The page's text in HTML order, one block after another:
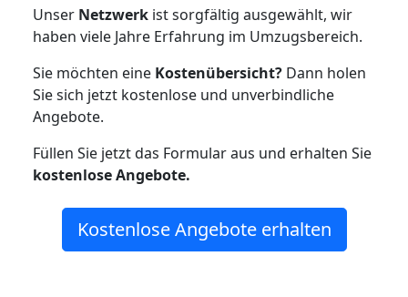
Unser Netzwerk ist sorgfältig ausgewählt, wir
haben viele Jahre Erfahrung im Umzugsbereich.
Sie möchten eine Kostenübersicht? Dann holen
Sie sich jetzt kostenlose und unverbindliche
Angebote.
Füllen Sie jetzt das Formular aus und erhalten Sie
kostenloseAngebote.
Kostenlose Angebote erhalten